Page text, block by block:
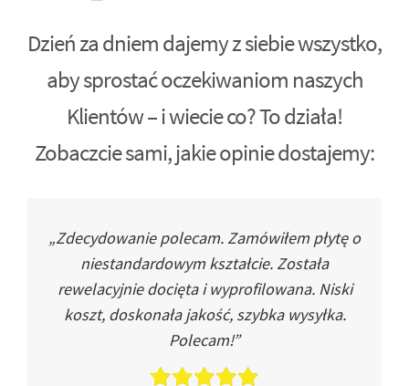
Dzień za dniem dajemy z siebie wszystko,
aby sprostać oczekiwaniom naszych
Klientów – i wiecie co? To działa!
Zobaczcie sami, jakie opinie dostajemy:
„Zdecydowanie polecam. Zamówiłem płytę o
niestandardowym kształcie. Została
rewelacyjnie docięta i wyprofilowana. Niski
koszt, doskonała jakość, szybka wysyłka.
Polecam!”